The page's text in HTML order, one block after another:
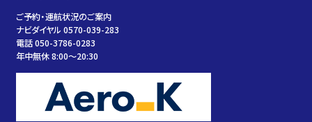
ご予約・運航状況のご案内
ナビダイヤル 0570-039-283
電話 050-3786-0283
年中無休 8:00～20:30